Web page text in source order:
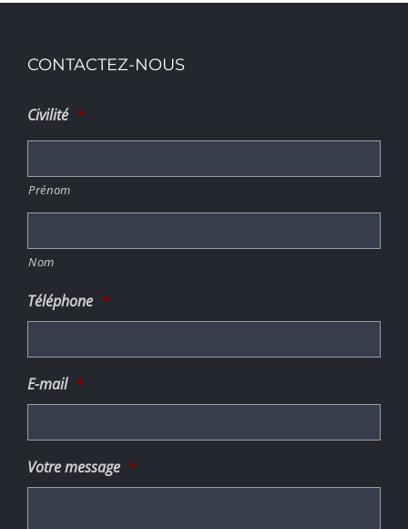
CONTACTEZ-NOUS
Civilité *
Prénom
Nom
Téléphone *
E-mail *
Votre message *